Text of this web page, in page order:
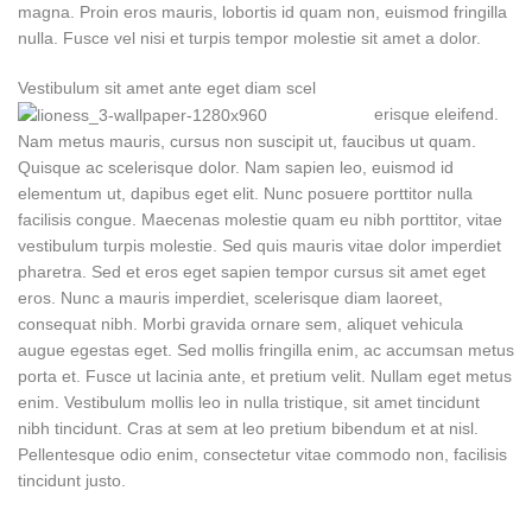
magna. Proin eros mauris, lobortis id quam non, euismod fringilla
nulla. Fusce vel nisi et turpis tempor molestie sit amet a dolor.
Vestibulum sit amet ante eget diam scel
erisque eleifend.
Nam metus mauris, cursus non suscipit ut, faucibus ut quam.
Quisque ac scelerisque dolor. Nam sapien leo, euismod id
elementum ut, dapibus eget elit. Nunc posuere porttitor nulla
facilisis congue. Maecenas molestie quam eu nibh porttitor, vitae
vestibulum turpis molestie. Sed quis mauris vitae dolor imperdiet
pharetra. Sed et eros eget sapien tempor cursus sit amet eget
eros. Nunc a mauris imperdiet, scelerisque diam laoreet,
consequat nibh. Morbi gravida ornare sem, aliquet vehicula
augue egestas eget. Sed mollis fringilla enim, ac accumsan metus
porta et. Fusce ut lacinia ante, et pretium velit. Nullam eget metus
enim. Vestibulum mollis leo in nulla tristique, sit amet tincidunt
nibh tincidunt. Cras at sem at leo pretium bibendum et at nisl.
Pellentesque odio enim, consectetur vitae commodo non, facilisis
tincidunt justo.